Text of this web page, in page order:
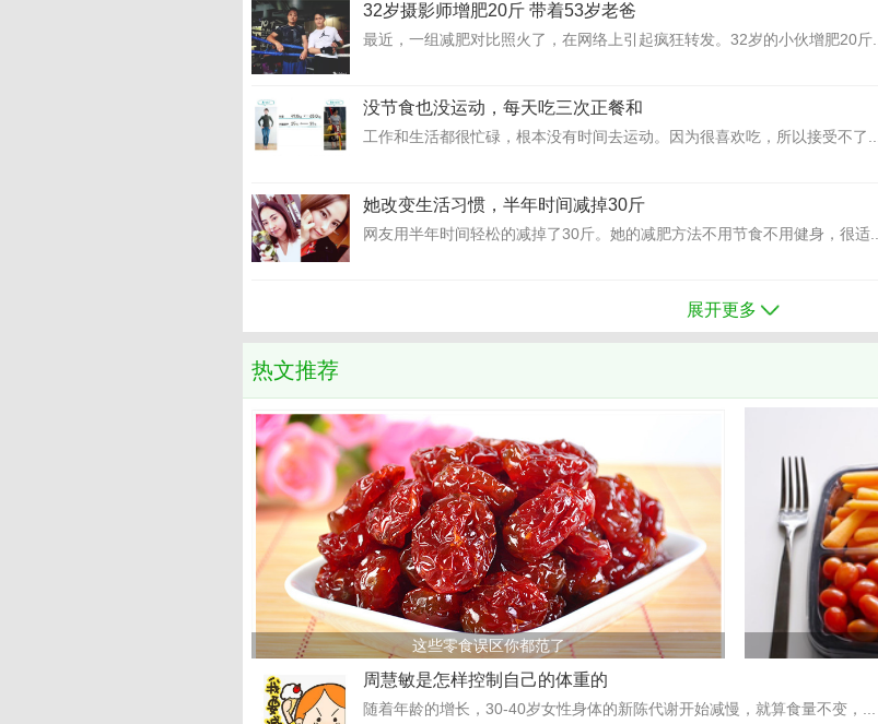
32岁摄影师增肥20斤 带着53岁老爸
最近，一组减肥对比照火了，在网络上引起疯狂转发。32岁的小伙增肥20斤...
没节食也没运动，每天吃三次正餐和
工作和生活都很忙碌，根本没有时间去运动。因为很喜欢吃，所以接受不了...
她改变生活习惯，半年时间减掉30斤
网友用半年时间轻松的减掉了30斤。她的减肥方法不用节食不用健身，很适...
展开更多
热文推荐
这些零食误区你都范了
周慧敏是怎样控制自己的体重的
随着年龄的增长，30-40岁女性身体的新陈代谢开始减慢，就算食量不变，...